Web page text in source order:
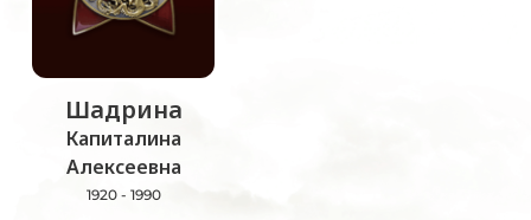
Шадрина
Капиталина
Алексеевна
1920 - 1990